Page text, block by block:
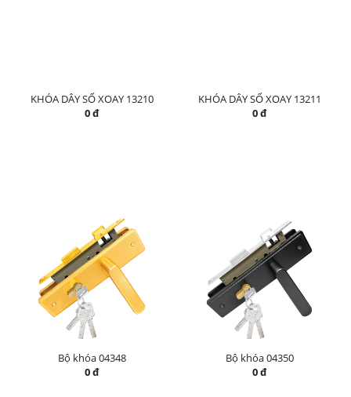
KHÓA DÂY SỐ XOAY 13210
0 đ
KHÓA DÂY SỐ XOAY 13211
0 đ
Bộ khóa 04348
0 đ
Bộ khóa 04350
0 đ